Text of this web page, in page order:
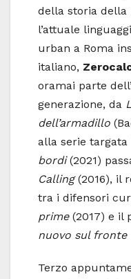
della storia della
l’attuale
urban a Roma
italiano,
oramai parte
generazione, da
dell’armadillo
alla serie
bordi(2021)
Calling(2016), il
tra i difensori
prime (2017) e il
nuovo sul fronte
Terzo